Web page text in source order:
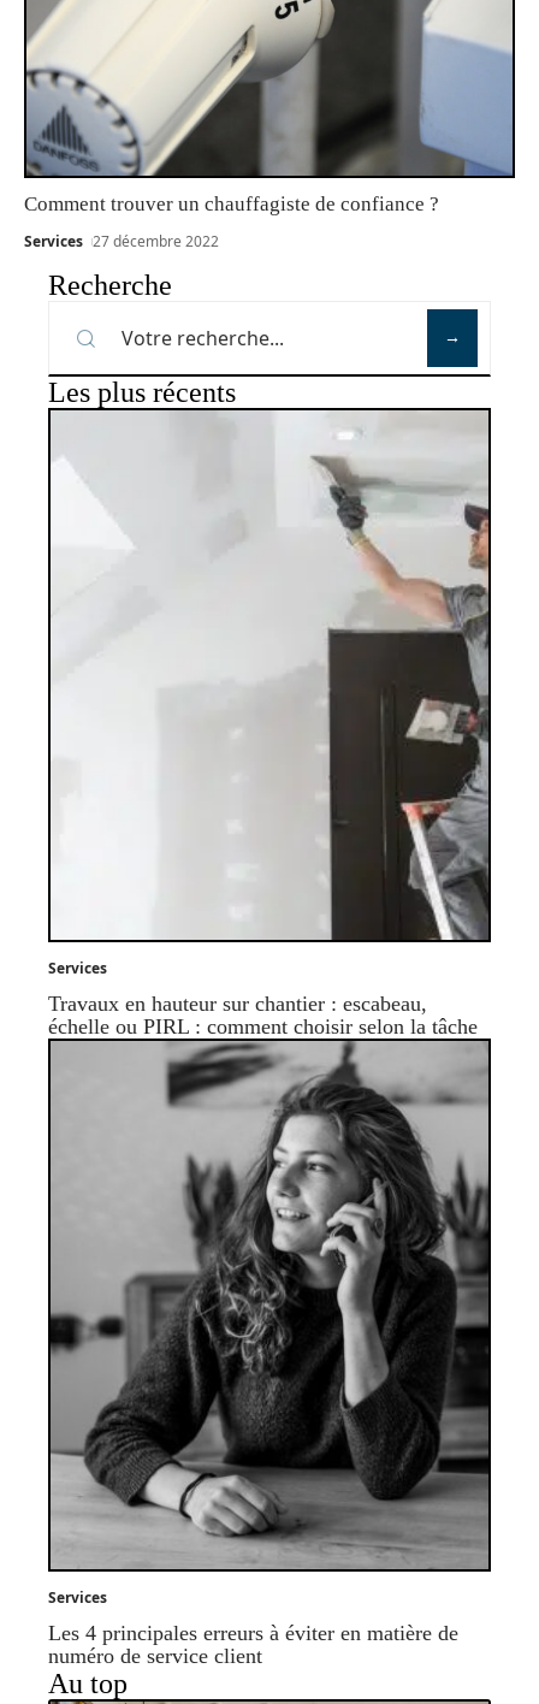
Comment trouver un chauffagiste de confiance ?
Services 27 décembre 2022
Recherche
Les plus récents
Services
Travaux en hauteur sur chantier : escabeau,
échelle ou PIRL : comment choisir selon la tâche
Services
Les 4 principales erreurs à éviter en matière de
numéro de service client
Au top